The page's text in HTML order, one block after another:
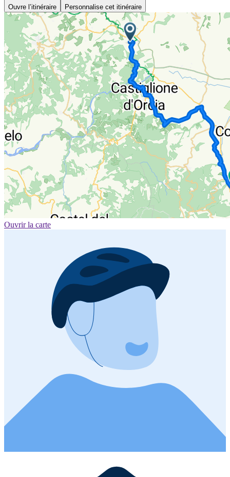
Ouvre l’itinéraire Personnalise cet itinéraire
Ouvrir la carte